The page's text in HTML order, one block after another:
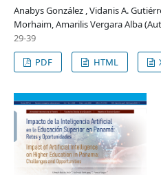
Anabys González , Vidanis A.
Morhaim, Amarilis Vergara Alba
29-39
PDF
HTML